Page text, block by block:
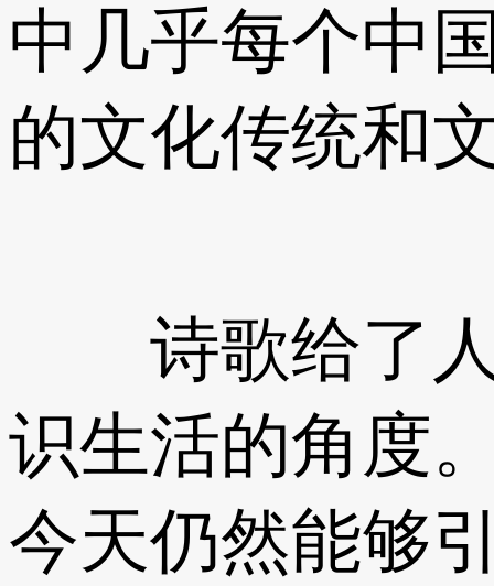
中几乎每个中
的文化传统和
诗歌给了人
识生活的角度
今天仍然能够